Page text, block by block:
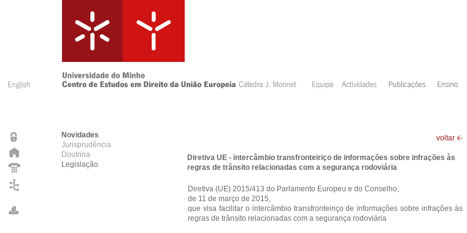
Novidades
Jurisprudência
Doutrina
Legislação
voltar
Diretiva UE - intercâmbio transfronteiriço de informações sobre infrações às
regras de trânsito relacionadas com a segurança rodoviária
Diretiva (UE) 2015/413 do Parlamento Europeu e do Conselho,
de 11 de março de 2015,
que visa facilitar o intercâmbio transfronteiriço de informações sobre infrações às
regras de trânsito relacionadas com a segurança rodoviária